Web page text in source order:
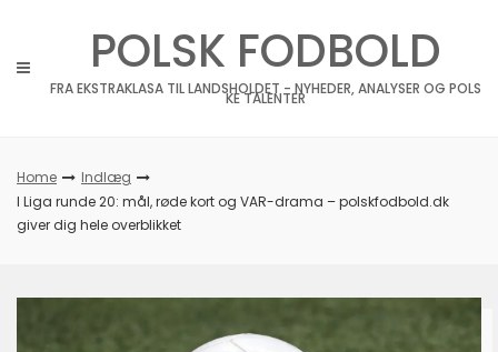
POLSK FODBOLD
FRA EKSTRAKLASA TIL LANDSHOLDET - NYHEDER, ANALYSER OG POLS
KE TALENTER
Home
Indlæg
I Liga runde 20: mål, røde kort og VAR-drama – polskfodbold.dk
giver dig hele overblikket